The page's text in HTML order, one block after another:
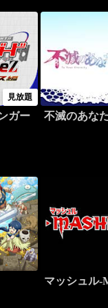
見放題
ガー
不滅のあな
マッシュル-